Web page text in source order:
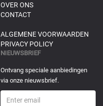
OVER ONS
CONTACT
ALGEMENE VOORWAARDEN
PRIVACY POLICY
NIEUWSBRIEF
Ontvang speciale aanbiedingen
via onze nieuwsbrief.